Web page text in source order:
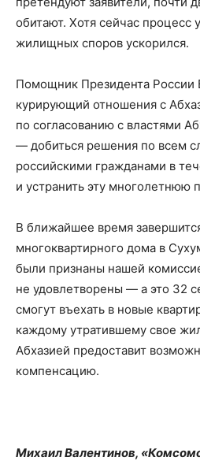
обитают. Хотя сейчас процесс
жилищных споров ускорился.
Помощник Президента России
курирующий отношения с
по согласованию с властями
— добиться решения по всем
российскими гражданами в
и устранить эту многолетнюю
В ближайшее время
многоквартирного дома в
были признаны нашей
не удовлетворены — а это 32
смогут въехать в новые
каждому утратившему свое
Абхазией предоставит
компенсацию.
Михаил Валентинов,